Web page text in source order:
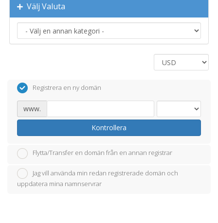
Välj Valuta
Registrera en ny domän
www.
Kontrollera
Flytta/Transfer en domän från en annan registrar
Jag vill använda min redan registrerade domän och
uppdatera mina namnservrar